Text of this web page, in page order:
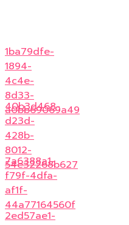
1ba79dfe-
1894-
4c4e-
8d33-
a0bb69069a49
40b3d468-
d23d-
428b-
8012-
54e32268b627
7a6388a1-
f79f-4dfa-
af1f-
44a77164560f
2ed57ae1-